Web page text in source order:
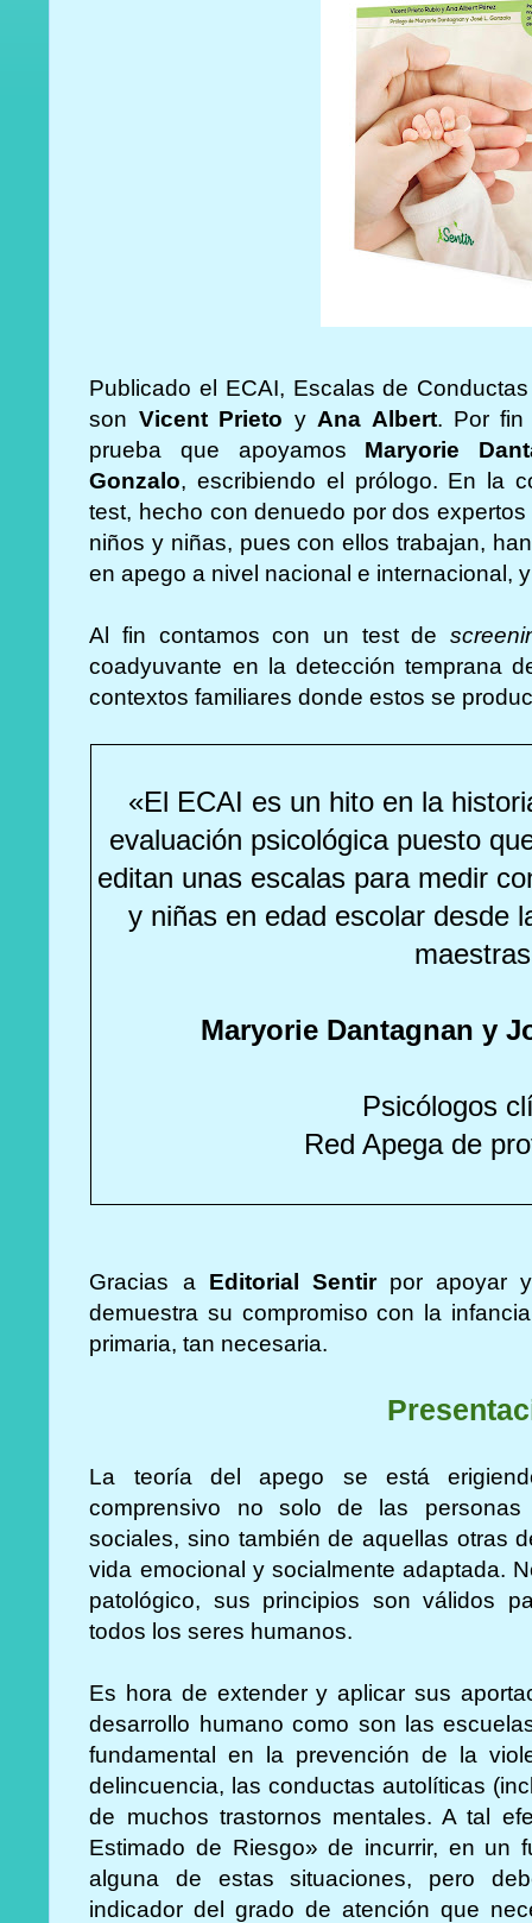
Publicado el ECAI, Escalas de
son Vicent Prieto y Ana Albert. Por fin
prueba que apoyamos Maryorie
Gonzalo, escribiendo el prólogo. En la
test, hecho con denuedo por dos
niños y niñas, pues con ellos trabajan,
en apego a nivel nacional e internacional,
Al fin contamos con un test de
coadyuvante en la detección temprana
contextos familiares donde estos se
«El ECAI es un hito en la
evaluación psicológica puesto
editan unas escalas para medir
y niñas en edad escolar desde
Maryorie Dantagnan y
Psicólogos
Red Apega de
Gracias a Editorial Sentirpor apoyar y
demuestra su compromiso con la
primaria, tan necesaria.
La teoría del apego se está
comprensivo no solo de las
sociales, sino también de aquellas otras
vida emocional y socialmente adaptada.
patológico, sus principios son válidos
todos los seres humanos.
Es hora de extender y aplicar sus
desarrollo humano como son las
fundamental en la prevención de la
delincuencia, las conductas autolíticas
de muchos trastornos mentales. A tal
Estimado de Riesgo» de incurrir, en un
alguna de estas situaciones, pero
indicador del grado de atención que